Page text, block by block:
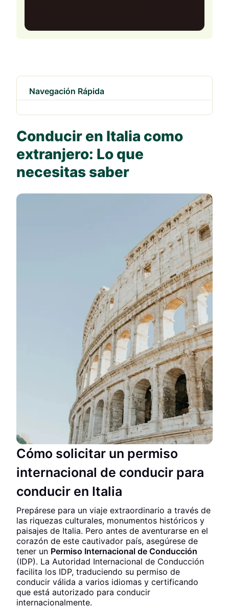
Navegación Rápida
Conducir en Italia como
extranjero: Lo que
necesitas saber
Cómo solicitar un permiso
internacional de conducir para
conducir en Italia
Prepárese para un viaje extraordinario a través de
las riquezas culturales, monumentos históricos y
paisajes de Italia. Pero antes de aventurarse en el
corazón de este cautivador país, asegúrese de
tener un Permiso Internacional de Conducción
(IDP). La Autoridad Internacional de Conducción
facilita los IDP, traduciendo su permiso de
conducir válida a varios idiomas y certificando
que está autorizado para conducir
internacionalmente.